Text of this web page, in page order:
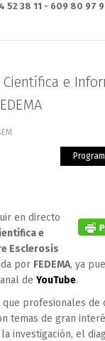
52 38 11 - 609 80 97
Científica e
en directo
e
Esclerosis
por FEDEMA, ya
de YouTube.
que profesionales de
temas de gran
investigación, el